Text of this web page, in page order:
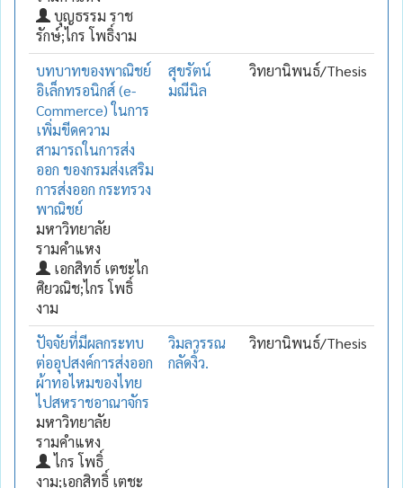
บุญธรรม ราช
รักษ์;ไกร โพธิ์งาม
บทบาทของพาณิชย์
อิเล็กทรอนิกส์ (e-
Commerce) ในการ
เพิ่มขีดความ
สามารถในการส่ง
ออก ของกรมส่งเสริม
การส่งออก กระทรวง
พาณิชย์
มหาวิทยาลัย
รามคำแหง
เอกสิทธ์ เตชะไก
ศิยวณิช;ไกร โพธิ์
งาม
สุขรัตน์
มณีนิล
วิทยานิพนธ์/Thesis
ปัจจัยที่มีผลกระทบ
ต่ออุปสงค์การส่งออก
ผ้าทอไหมของไทย
ไปสหราชอาณาจักร
มหาวิทยาลัย
รามคำแหง
ไกร โพธิ์
งาม;เอกสิทธิ์ เตชะ
วิมลวรรณ
กลัดงิ้ว.
วิทยานิพนธ์/Thesis